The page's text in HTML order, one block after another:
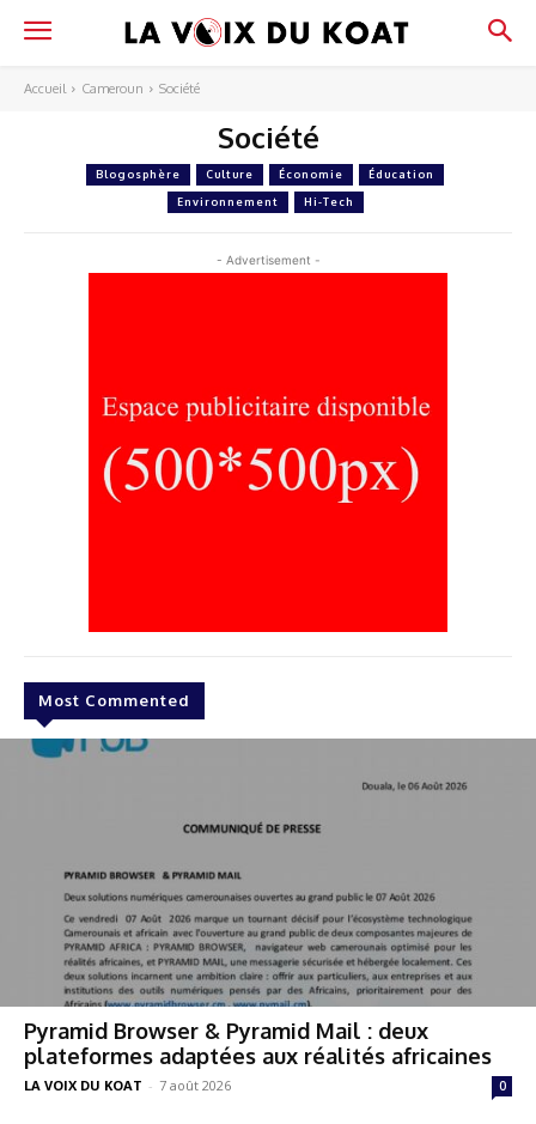
Accueil Cameroun Société
Société
Blogosphère Culture Économie Éducation
Environnement Hi-Tech
- Advertisement -
Most Commented
Pyramid Browser & Pyramid Mail : deux
plateformes adaptées aux réalités africaines
LA VOIX DU KOAT - 7 août 2026 0